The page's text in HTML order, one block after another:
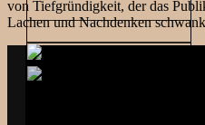
von Tiefgründigkeit, der das
Lachen und Nachdenken